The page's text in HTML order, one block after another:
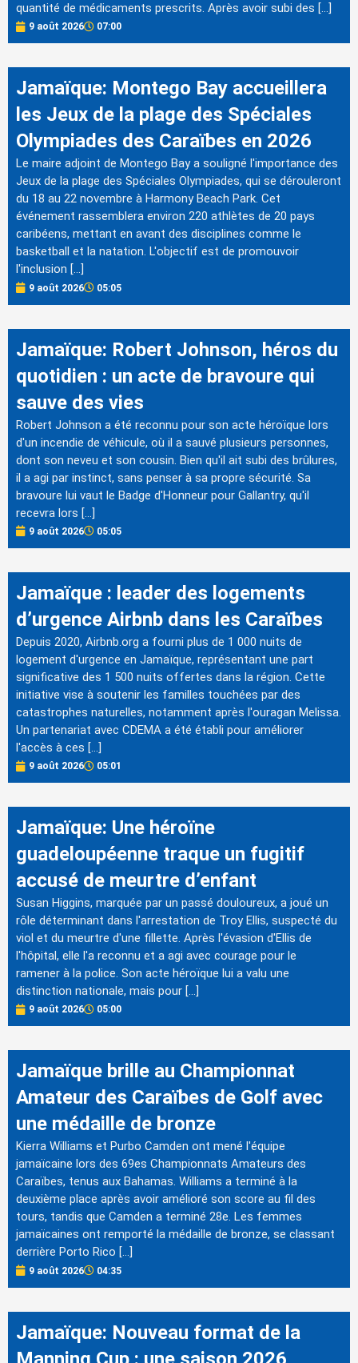
quantité de médicaments prescrits. Après avoir subi des […]
9 août 2026 07:00
Jamaïque: Montego Bay accueillera
les Jeux de la plage des Spéciales
Olympiades des Caraïbes en 2026
Le maire adjoint de Montego Bay a souligné l'importance des
Jeux de la plage des Spéciales Olympiades, qui se dérouleront
du 18 au 22 novembre à Harmony Beach Park. Cet
événement rassemblera environ 220 athlètes de 20 pays
caribéens, mettant en avant des disciplines comme le
basketball et la natation. L'objectif est de promouvoir
l'inclusion […]
9 août 2026 05:05
Jamaïque: Robert Johnson, héros du
quotidien : un acte de bravoure qui
sauve des vies
Robert Johnson a été reconnu pour son acte héroïque lors
d'un incendie de véhicule, où il a sauvé plusieurs personnes,
dont son neveu et son cousin. Bien qu'il ait subi des brûlures,
il a agi par instinct, sans penser à sa propre sécurité. Sa
bravoure lui vaut le Badge d'Honneur pour Gallantry, qu'il
recevra lors […]
9 août 2026 05:05
Jamaïque : leader des logements
d’urgence Airbnb dans les Caraïbes
Depuis 2020, Airbnb.org a fourni plus de 1 000 nuits de
logement d'urgence en Jamaïque, représentant une part
significative des 1 500 nuits offertes dans la région. Cette
initiative vise à soutenir les familles touchées par des
catastrophes naturelles, notamment après l'ouragan Melissa.
Un partenariat avec CDEMA a été établi pour améliorer
l'accès à ces […]
9 août 2026 05:01
Jamaïque: Une héroïne
guadeloupéenne traque un fugitif
accusé de meurtre d’enfant
Susan Higgins, marquée par un passé douloureux, a joué un
rôle déterminant dans l'arrestation de Troy Ellis, suspecté du
viol et du meurtre d'une fillette. Après l'évasion d'Ellis de
l'hôpital, elle l'a reconnu et a agi avec courage pour le
ramener à la police. Son acte héroïque lui a valu une
distinction nationale, mais pour […]
9 août 2026 05:00
Jamaïque brille au Championnat
Amateur des Caraïbes de Golf avec
une médaille de bronze
Kierra Williams et Purbo Camden ont mené l'équipe
jamaïcaine lors des 69es Championnats Amateurs des
Caraïbes, tenus aux Bahamas. Williams a terminé à la
deuxième place après avoir amélioré son score au fil des
tours, tandis que Camden a terminé 28e. Les femmes
jamaïcaines ont remporté la médaille de bronze, se classant
derrière Porto Rico […]
9 août 2026 04:35
Jamaïque: Nouveau format de la